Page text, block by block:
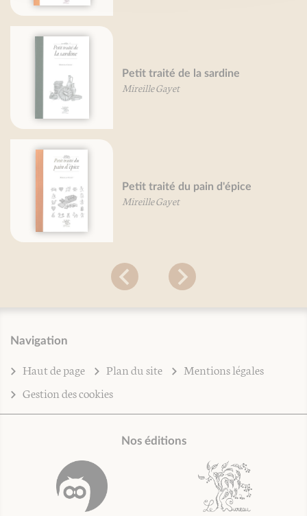
Petit traité de la sardine
Mireille Gayet
Petit traité du pain d'épice
Mireille Gayet
Navigation
Haut de page Plan du site
Mentions légales
Gestion des cookies
Nos éditions